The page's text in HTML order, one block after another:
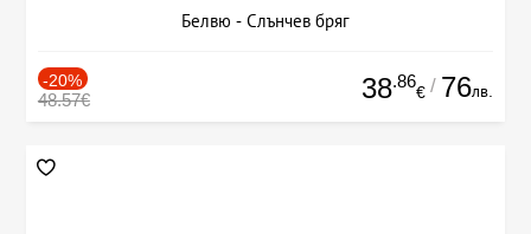
Белвю - Слънчев бряг
-20%
48.57€ 38.86
€ / 76лв.